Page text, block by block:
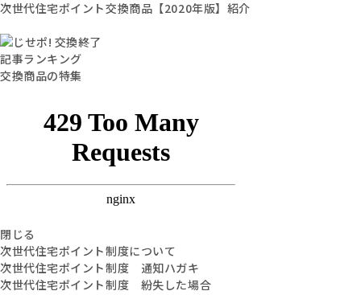
次世代住宅ポイント交換商品【2020年版】紹介
記事ランキング
交換商品の特集
閉じる
次世代住宅ポイント制度について
次世代住宅ポイント制度 通知ハガキ
次世代住宅ポイント制度 紛失した場合